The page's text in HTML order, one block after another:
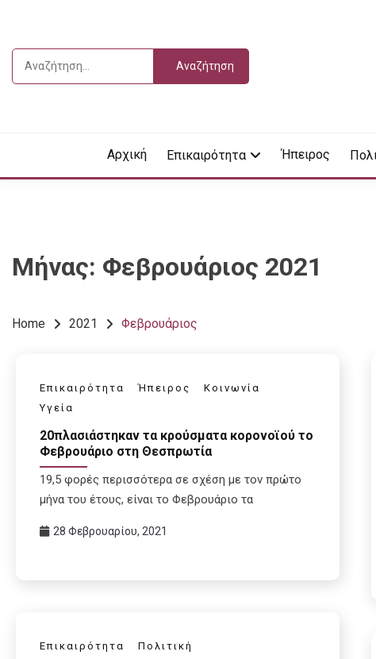
content
Αναζήτηση
Αρχική Επικαιρότητα Ήπειρος
Μήνας: Φεβρουάριος 2021
Home 2021 Φεβρουάριος
Επικαιρότητα Ήπειρος
Κοινωνία
Υγεία
20πλασιάστηκαν τα κρούσματα κορονοϊού το
Φεβρουάριο στη Θεσπρωτία
19,5 φορές περισσότερα σε σχέση με τον πρώτο
μήνα του έτους, είναι το Φεβρουάριο τα
28 Φεβρουαρίου, 2021
Επικαιρότητα Πολιτική